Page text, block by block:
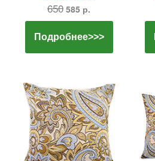
650 585 р.
Подробнее>>>